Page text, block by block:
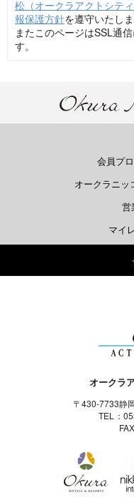
松（オークラアクトシテ
報保護方針を遵守いたしま
またこのページはSSL通
す。
会員プ
オークラニッ
営
マイ
オークラ
〒430-7733静
TEL：